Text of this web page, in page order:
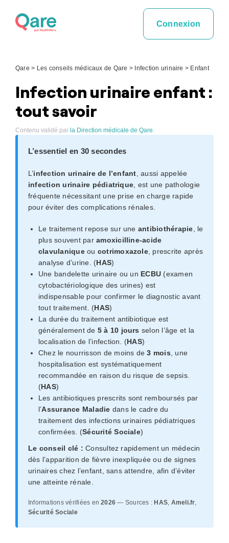
Connexion
Qare > Les conseils médicaux de Qare > Infection urinaire > Enfant
Infection urinaire enfant :
tout savoir​
Contenu validé par la Direction médicale de Qare.
L’essentiel en 30 secondes
L’infection urinaire de l’enfant , aussi appelée
infection urinaire pédiatrique , est une pathologie
fréquente nécessitant une prise en charge rapide
pour éviter des complications rénales.
Le traitement repose sur une antibiothérapie , le
plus souvent paramoxicilline-acide
clavulaniqueou cotrimoxazole, prescrite après
analyse d’urine. (HAS)
Une bandelette urinaire ou un ECBU (examen
cytobactériologique des urines) est
indispensable pour confirmer le diagnostic avant
tout traitement. (HAS)
La durée du traitement antibiotique est
généralement de 5 à 10 jours selon l’âge et la
localisation de l’infection. (HAS)
Chez le nourrisson de moins de3 mois , une
hospitalisation est systématiquement
recommandée en raison du risque de sepsis.
(HAS)
Les antibiotiques prescrits sont remboursés par
l’Assurance Maladie dans le cadre du
traitement des infections urinaires pédiatriques
confirmées. (Sécurité Sociale)
Le conseil clé : Consultez rapidement un médecin
dès l’apparition de fièvre inexpliquée ou de signes
urinaires chez l’enfant, sans attendre, afin d’éviter
une atteinte rénale.
Informations vérifiées en2026 — Sources : HAS, Ameli.fr,
Sécurité Sociale